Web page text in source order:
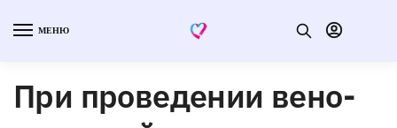
МЕНЮ
При проведении вено-